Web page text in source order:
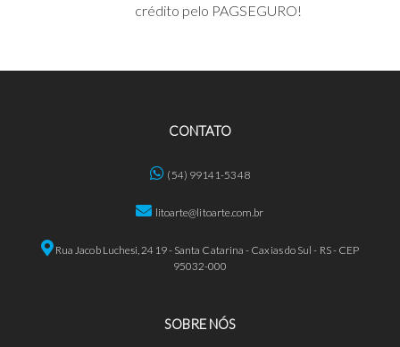
crédito pelo PAGSEGURO!
CONTATO
(54) 99141-5348
litoarte@litoarte.com.br
Rua Jacob Luchesi, 2419 - Santa Catarina - Caxias do Sul - RS - CEP
95032-000
SOBRE NÓS